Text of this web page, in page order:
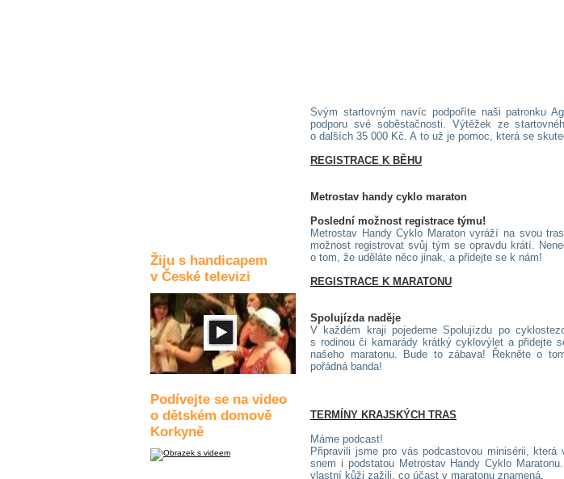
Žiju s handicapem
v České televizi
Podívejte se na video
o dětském domově
Korkyně
Svým startovným navíc podpoříte naši patronku
podporu své soběstačnosti. Výtěžek ze
o dalších 35 000 Kč. A to už je pomoc, která se
REGISTRACE K BĚHU
Metrostav handy cyklo maraton
Poslední možnost registrace týmu!
Metrostav Handy Cyklo Maraton vyráží na svou
možnost registrovat svůj tým se opravdu krátí.
o tom, že uděláte něco jinak, a přidejte se k nám!
REGISTRACE K MARATONU
Spolujízda naděje
V každém kraji pojedeme Spolujízdu po
s rodinou či kamarády krátký cyklovýlet a přidejte
našeho maratonu. Bude to zábava! Řekněte o
pořádná banda!
TERMÍNY KRAJSKÝCH TRAS
Máme podcast!
Připravili jsme pro vás podcastovou minisérii,
snem i podstatou Metrostav Handy Cyklo
vlastní kůži zažili, co účast v maratonu znamená.